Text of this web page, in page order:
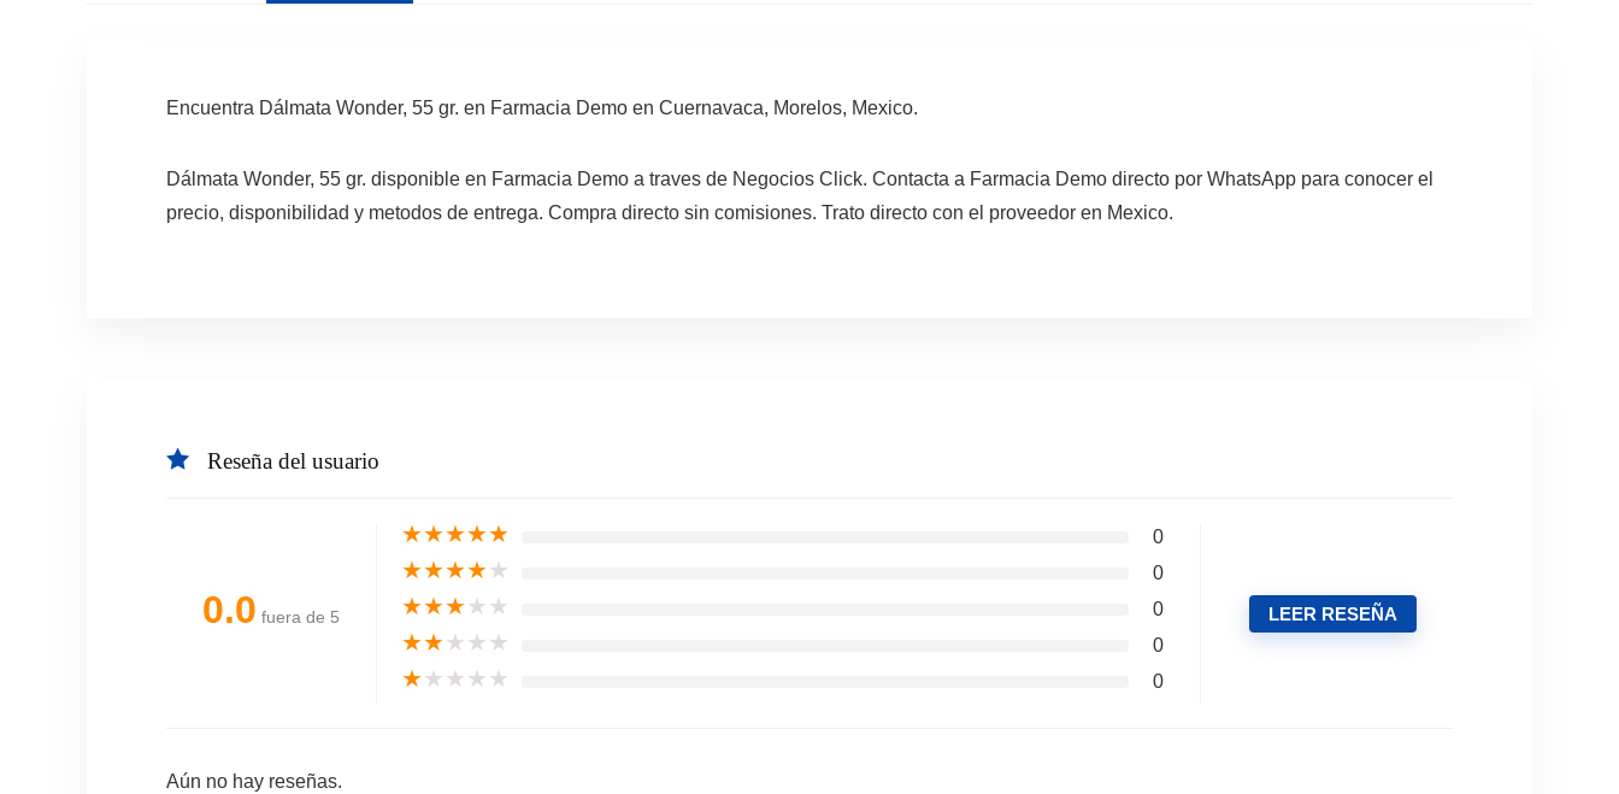
Encuentra Dálmata Wonder, 55 gr. en Farmacia Demo en Cuernavaca, Morelos, Mexico.
Dálmata Wonder, 55 gr. disponible en Farmacia Demo a traves de Negocios Click. Contacta a Farmacia Demo directo por WhatsApp para conocer el
precio, disponibilidad y metodos de entrega. Compra directo sin comisiones. Trato directo con el proveedor en Mexico.
Reseña del usuario
0.0 fuera de 5
★★★★★ 0
★★★★★ 0
★★★★★ 0
★★★★★ 0
★★★★★ 0
LEER RESEÑA
Aún no hay reseñas.